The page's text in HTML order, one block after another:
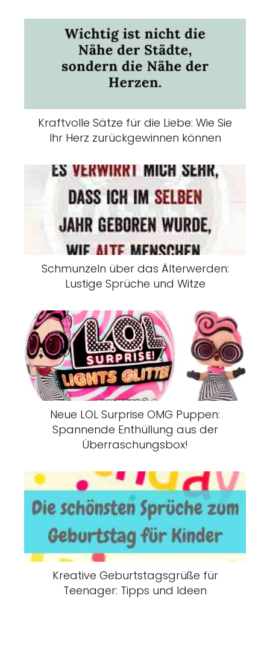
Kraftvolle Sätze für die Liebe: Wie Sie
Ihr Herz zurückgewinnen können
Schmunzeln über das Älterwerden:
Lustige Sprüche und Witze
Neue LOL Surprise OMG Puppen:
Spannende Enthüllung aus der
Überraschungsbox!
Kreative Geburtstagsgrüße für
Teenager: Tipps und Ideen